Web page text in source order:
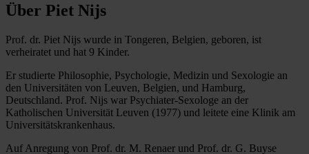
Über Piet Nijs
Prof. dr. Piet Nijs wurde in Tongeren, Belgien, geboren, ist
verheiratet und hat 9 Kinder.
Er studierte Philosophie, Psychologie, Medizin und Sexologie an
den Universitäten von Leuven, Belgien, und Hamburg,
Deutschland. Prof. Nijs war Psychiater-Sexologe an der
Katholischen Universität Leuven (1977) und leitete eine Klinik am
Universitätskrankenhaus.
Auf Anregung von Prof. dr. M. Renaer und Prof. dr. G. Buyse